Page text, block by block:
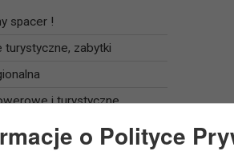
spacer !
turystyczne, zabytki
i turystyczne
o Polityce